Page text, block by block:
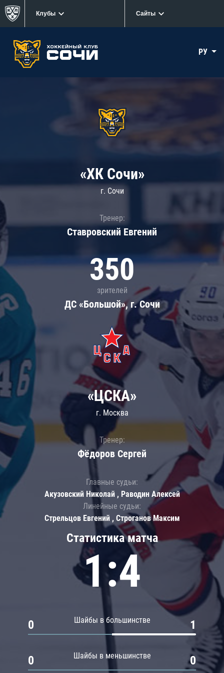
Клубы Сайты
РУ
«ХК Сочи»
г. Сочи
Тренер:
Ставровский Евгений
350
зрителей
ДС «Большой», г. Сочи
Статистика матча
1:4
Шайбы в большинстве
0 1
Шайбы в меньшинстве
0 0
«ЦСКА»
г. Москва
Тренер:
Фёдоров Сергей
Главные судьи:
Акузовский Николай , Раводин Алексей
Линейные судьи:
Стрельцов Евгений , Строганов Максим